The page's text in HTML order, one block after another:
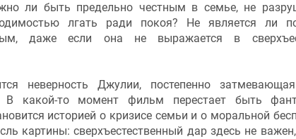
ли быть предельно честным в семье, не
лгать ради покоя? Не является ли
даже если она не выражается в
неверность Джулии, постепенно
В какой-то момент фильм перестает быть
историей о кризисе семьи и о моральной
картины: сверхъестественный дар здесь не